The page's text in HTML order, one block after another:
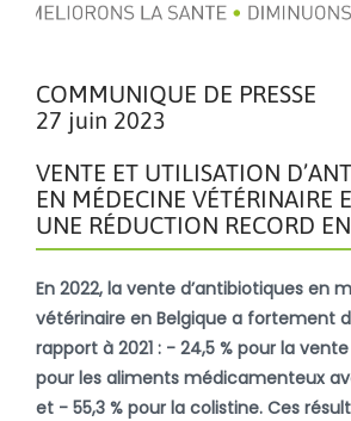
COMMUNIQUE DE PRESSE
27 juin 2023
VENTE ET UTILISATION
EN MÉDECINE VÉTÉRINAIRE
UNE RÉDUCTION RECORD
En 2022, la vente d’antibiotiques en
vétérinaire en Belgique a fortement
rapport à 2021 : - 24,5 % pour la
pour les aliments médicamenteux
et - 55,3 % pour la colistine. Ces